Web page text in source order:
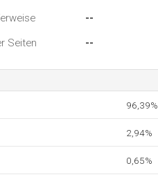
--
Seiten --
96,39%
2,94%
0,65%